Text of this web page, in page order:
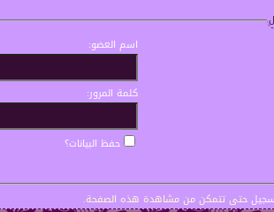
اسم العضو:
كلمة المرور:
حفظ البيانات؟
حتى تتمكن من مشاهدة هذه الصفحة.